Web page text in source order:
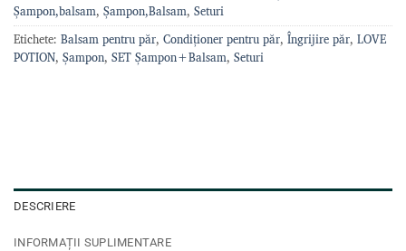
Șampon,balsam, Șampon,Balsam, Seturi
Etichete: Balsam pentru păr, Condiționer pentru păr, Îngrijire păr, LOVE
POTION, Șampon, SET Șampon+Balsam, Seturi
DESCRIERE
INFORMAȚII SUPLIMENTARE